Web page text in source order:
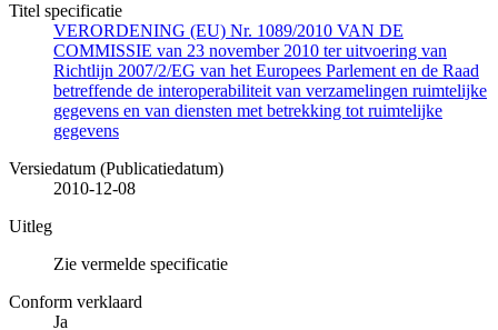
Titel specificatie
VERORDENING (EU) Nr. 1089/2010 VAN DE
COMMISSIE van 23 november 2010 ter uitvoering van
Richtlijn 2007/2/EG van het Europees Parlement en de Raad
betreffende de interoperabiliteit van verzamelingen ruimtelijke
gegevens en van diensten met betrekking tot ruimtelijke
gegevens
Versiedatum (Publicatiedatum)
2010-12-08
Uitleg
Zie vermelde specificatie
Conform verklaard
Ja